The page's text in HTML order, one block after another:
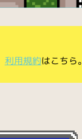
利用規約はこちら。